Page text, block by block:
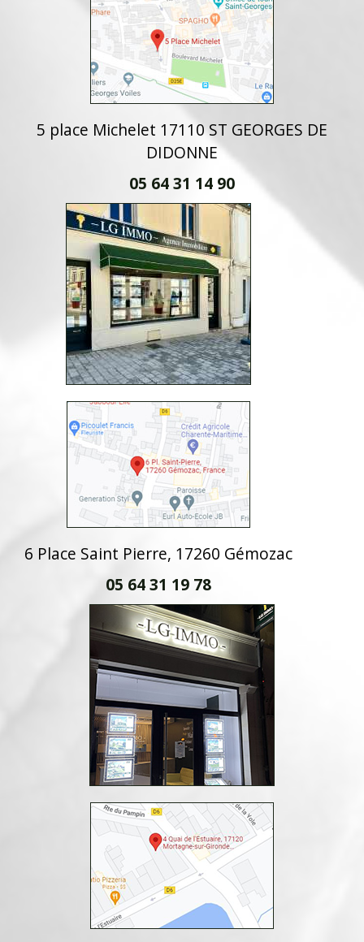
5 place Michelet 17110 ST GEORGES DE
DIDONNE
05 64 31 14 90
6 Place Saint Pierre, 17260 Gémozac
05 64 31 19 78